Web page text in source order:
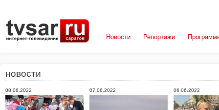
Новости Репортажи
новости
08.06.2022 07.06.2022 06.06.2022